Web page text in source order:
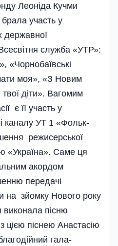
Леоніда Кучми
брала участь у
державної
служба «УТР»:
«Чорнобаївські
моя», «З Новим
діти». Вагомим
є її участь у
каналу УТ 1 «Фольк-
режисерської
«Україна». Саме ця
акордом
передачі
на зйомку Нового року
виконала пісню
піснею Анастасію
гала-